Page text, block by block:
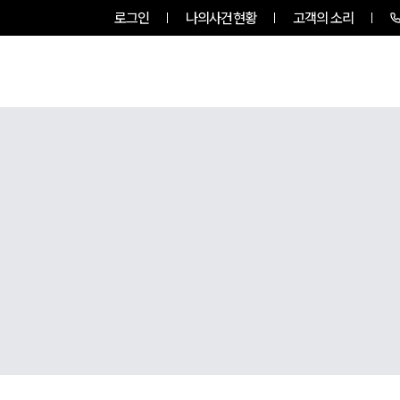
로그인 나의사건현황 고객의 소리